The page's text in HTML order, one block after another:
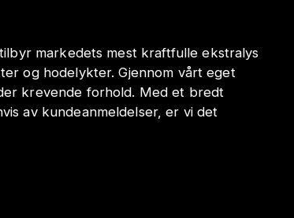
markedets mest kraftfulle ekstralys
og hodelykter. Gjennom vårt eget
krevende forhold. Med et bredt
av kundeanmeldelser, er vi det